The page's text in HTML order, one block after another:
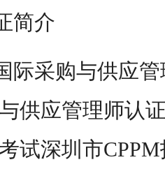
简介
际采购与供应
供应管理师认
试深圳市